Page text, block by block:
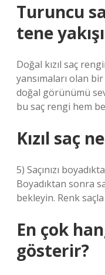
Turuncu
tene
Doğal kızıl saç
yansımaları olan
doğal görünümü
bu saç rengi hem
Kızıl saç
5) Saçınızı
Boyadıktan sonra
bekleyin. Renk
En çok
gösterir?